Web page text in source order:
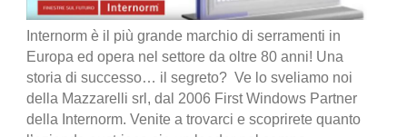
Internorm è il più grande marchio di serramenti in
Europa ed opera nel settore da oltre 80 anni! Una
storia di successo… il segreto? Ve lo sveliamo noi
della Mazzarelli srl, dal 2006 First Windows Partner
della Internorm. Venite a trovarci e scoprirete quanto